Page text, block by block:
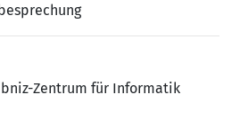
Zentrum für Informatik